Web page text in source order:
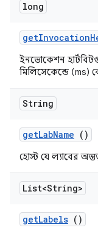
long
getInvocation
ইনভোকেশন
মিলিসেকেন্ডে (ms)
String
getLabName ()
হোস্ট যে ল্যাবের
List<String>
getLabels ()